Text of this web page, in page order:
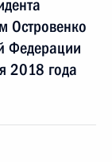
Островенко
Федерации
2018 года